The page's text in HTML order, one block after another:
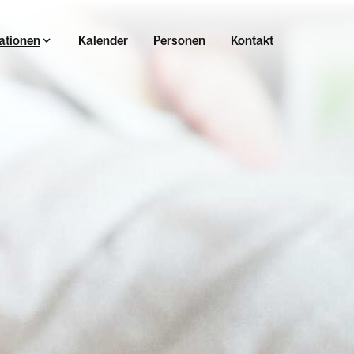
Kalender Personen Kontakt